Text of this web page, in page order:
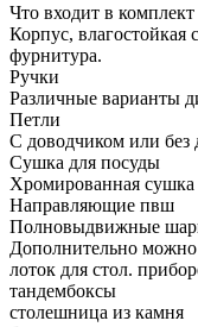
Что входит в
Корпус, влагостойкая
фурнитура.
Ручки
Различные варианты
Петли
С доводчиком или без
Сушка для посуды
Хромированная
Направляющие пвш
Полновыдвижные
Дополнительно можно
лоток для стол.
тандембоксы
столешница из камня